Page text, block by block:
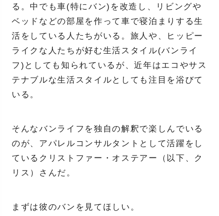
る。中でも車(特にバン)を改造し、リビングや
ベッドなどの部屋を作って車で寝泊まりする生
活をしている人たちがいる。旅人や、ヒッピー
ライクな人たちが好む生活スタイル(バンライ
フ)としても知られているが、近年はエコやサス
テナブルな生活スタイルとしても注目を浴びて
いる。
そんなバンライフを独自の解釈で楽しんでいる
のが、アパレルコンサルタントとして活躍をし
ているクリストファー・オステアー（以下、ク
リス）さんだ。
まずは彼のバンを見てほしい。